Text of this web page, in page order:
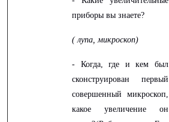
приборы вы знаете?
( лупа, микроскоп)
- Когда, где и кем был
сконструирован первый
совершенный микроскоп,
какое увеличение он